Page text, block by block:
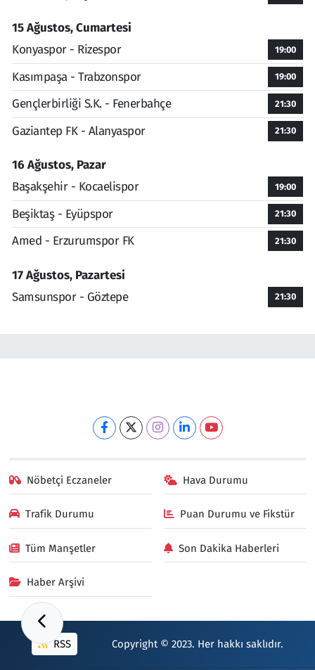
15 Ağustos, Cumartesi
Konyaspor - Rizespor
19:00
Kasımpaşa - Trabzonspor 19:00
Gençlerbirliği S.K. - Fenerbahçe 21:30
Gaziantep FK - Alanyaspor 21:30
16 Ağustos, Pazar
Başakşehir - Kocaelispor
19:00
Beşiktaş - Eyüpspor 21:30
Amed - Erzurumspor FK 21:30
17 Ağustos, Pazartesi
Samsunspor - Göztepe
21:30
Nöbetçi Eczaneler Hava Durumu
Trafik Durumu Puan Durumu ve Fikstür
Tüm Manşetler Son Dakika Haberleri
Haber Arşivi
RSS Copyright © 2023. Her hakkı saklıdır.